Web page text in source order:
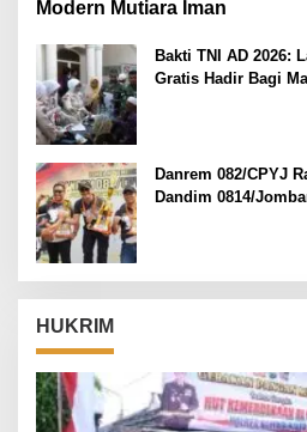
Modern Mutiara Iman
Bakti TNI AD 2026:
Gratis Hadir Bagi
Danrem 082/CPYJ
Dandim 0814/
HUKRIM